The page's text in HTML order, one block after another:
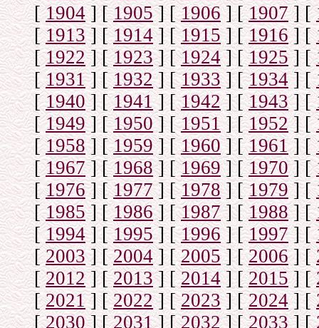
[1904] [1905] [1906 ] [1907] [
[1913] [1914] [1915] [1916] [
[1922] [1923] [1924] [1925] [
[1931] [1932] [1933] [1934] [
[1940] [1941] [1942] [1943] [
[1949] [1950] [1951 ] [1952] [
[1958] [1959] [1960] [1961] [
[1967] [1968] [1969] [1970] [
[1976] [1977] [1978] [1979] [
[1985] [1986] [1987] [1988] [
[1994] [1995] [1996] [1997] [
[2003] [2004] [2005] [2006] [
[2012] [2013] [2014] [2015] [
[2021] [2022] [2023] [2024] [
[2030] [2031] [2032] [2033] [